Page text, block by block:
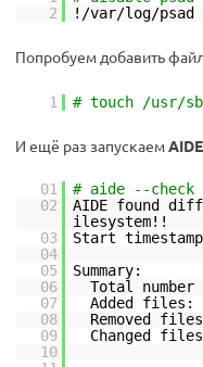
2
!/var/log/psad
Попробуем добавить
1 # touch /usr/
И ещё раз запускаемAIDE
01
# aide --check
02
AIDE found
ilesystem!!
03
Start
04
05
Summary:
06
Total
07
08
09
10